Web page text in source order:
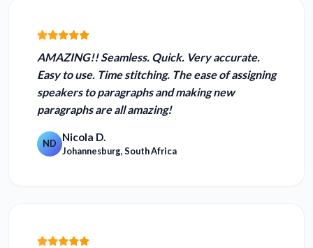
AMAZING!! Seamless. Quick. Very accurate.
Easy to use. Time stitching. The ease of assigning
speakers to paragraphs and making new
paragraphs are all amazing!
ND Nicola D.
Johannesburg, South Africa